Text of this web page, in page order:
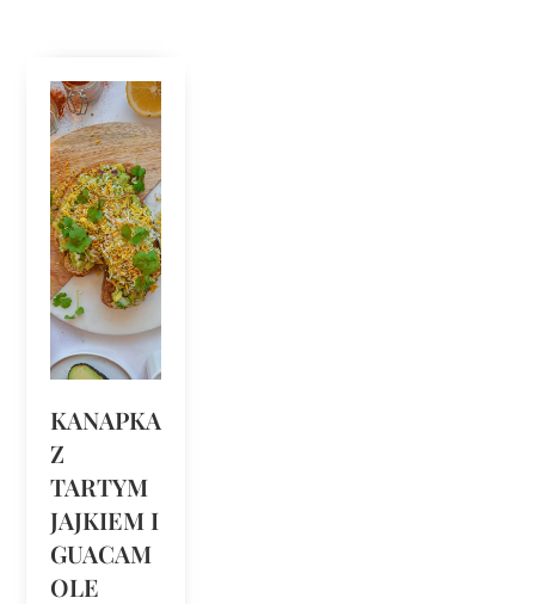
KANAPKA
Z
TARTYM
JAJKIEM I
GUACAM
OLE